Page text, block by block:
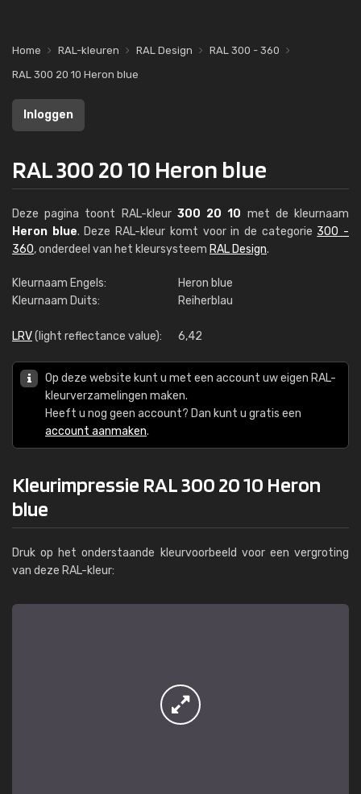
Home RAL-kleuren RAL Design
RAL 300 - 360
RAL 300 20 10 Heron blue
Inloggen
RAL 300 20 10 Heron blue
Deze pagina toont RAL-kleur 300 20 10 met de kleurnaam
Heron blue. Deze RAL-kleur komt voor in de categorie 300 -
360, onderdeel van het kleursysteem RAL Design.
Kleurnaam Engels:
Heron blue
Kleurnaam Duits:
Reiherblau
LRV(light reflectance value): 6,42
Op deze website kunt u met een account uw eigen RAL-
kleurverzamelingen maken.
Heeft u nog geen account? Dan kunt u gratis een
account aanmaken.
Kleurimpressie RAL 300 20 10 Heron
blue
Druk op het onderstaande kleurvoorbeeld voor een vergroting
van deze RAL-kleur: